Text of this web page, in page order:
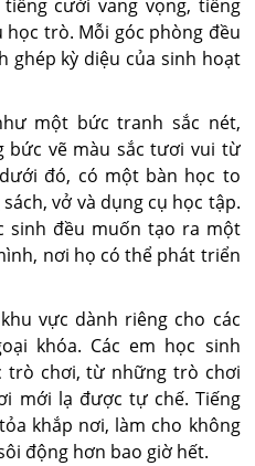
cười vang vọng, tiếng
trò. Mỗi góc phòng đều
ghép kỳ diệu của sinh hoạt
một bức tranh sắc nét,
vẽ màu sắc tươi vui từ
đó, có một bàn học to
vở và dụng cụ học tập.
sinh đều muốn tạo ra một
nơi họ có thể phát triển
vực dành riêng cho các
khóa. Các em học sinh
trò chơi, từ những trò chơi
mới lạ được tự chế. Tiếng
khắp nơi, làm cho không
động hơn bao giờ hết.